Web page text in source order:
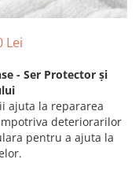
Lei
- Ser Protector și
ajuta la repararea
deteriorarilor
pentru a ajuta la